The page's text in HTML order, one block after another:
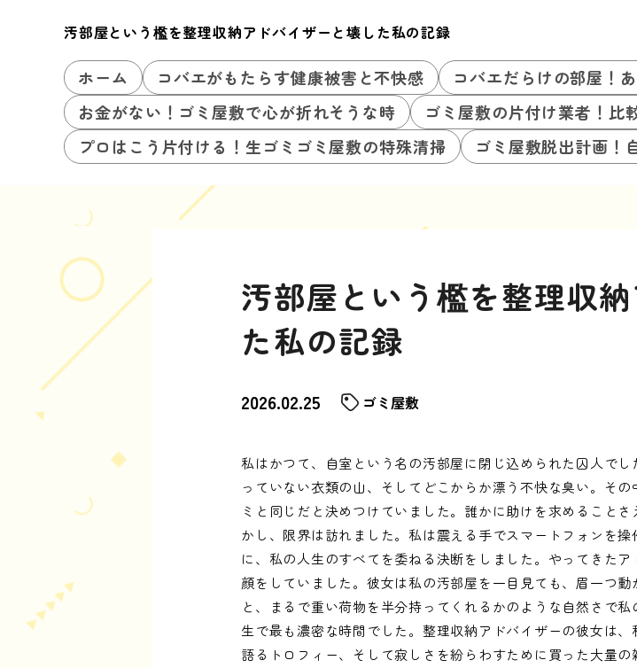
汚部屋という檻を整理収納アドバイザーと壊した私の記録
ホーム コバエがもたらす健康被害と不快感 コバエだらけの部屋！
お金がない！ゴミ屋敷で心が折れそうな時
ゴミ屋敷の片付け業者！比
プロはこう片付ける！生ゴミゴミ屋敷の特殊清掃
ゴミ屋敷脱出計画！
汚部屋という檻を整理収
た私の記録
2026.02.25 ゴミ屋敷
私はかつて、自室という名の汚部屋に閉じ込められた囚人で
っていない衣類の山、そしてどこからか漂う不快な臭い。そ
ミと同じだと決めつけていました。誰かに助けを求めること
かし、限界は訪れました。私は震える手でスマートフォンを
に、私の人生のすべてを委ねる決断をしました。やってきた
顔をしていました。彼女は私の汚部屋を一目見ても、眉一つ動
と、まるで重い荷物を半分持ってくれるかのような自然さで
生で最も濃密な時間でした。整理収納アドバイザーの彼女は
語るトロフィー、そして寂しさを紛らわすために買った大量